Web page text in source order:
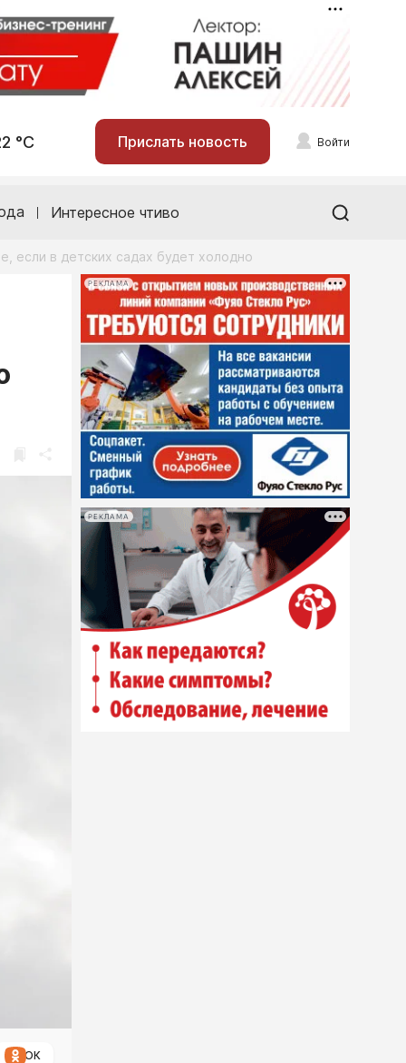
°С Прислать новость Войти
Интересное чтиво
если в детских садах будет холодно
ОК
РЕКЛАМА
РЕКЛАМА